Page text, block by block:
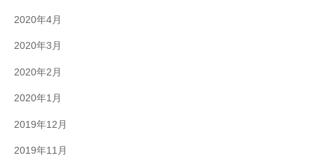
2020年4月
2020年3月
2020年2月
2020年1月
2019年12月
2019年11月